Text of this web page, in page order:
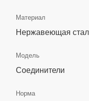
Материал
Нержавеющая
Модель
Соединители
Норма